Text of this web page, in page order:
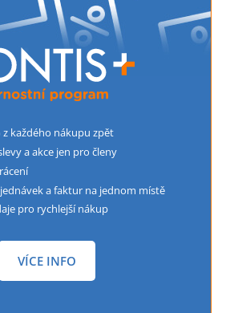
z každého nákupu zpět
a akce jen pro členy
a faktur na jednom místě
pro rychlejší nákup
VÍCE INFO